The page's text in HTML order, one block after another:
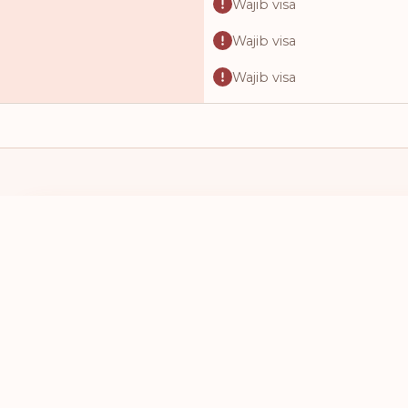
Wajib visa
Wajib visa
Wajib visa
Wajib visa